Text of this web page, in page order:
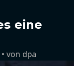
eine
von dpa